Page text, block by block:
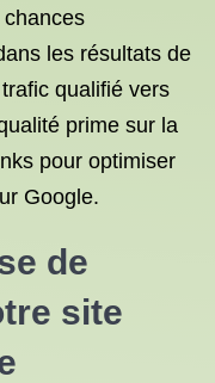
les résultats de
qualifié vers
prime sur la
pour optimiser
Google.
de
site